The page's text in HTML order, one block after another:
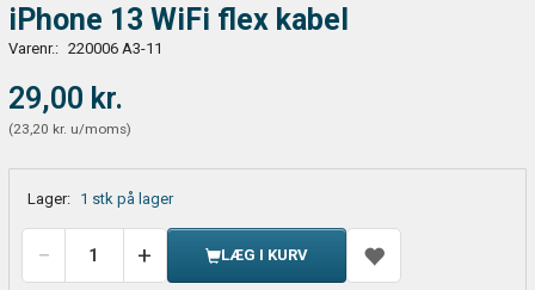
iPhone 13 WiFi flex kabel
Varenr.: 220006 A3-11
29,00 kr.
(23,20 kr. u/moms)
Lager: 1 stk på lager
LÆG I KURV